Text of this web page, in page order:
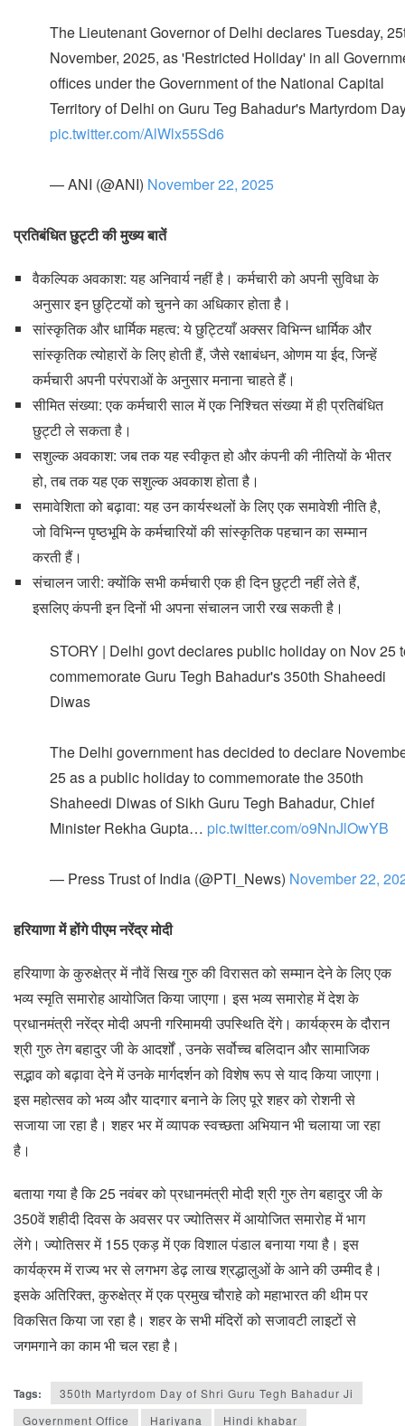
The Lieutenant Governor of Delhi declares Tuesday,
November, 2025, as 'Restricted Holiday' in all
offices under the Government of the National Capital
Territory of Delhi on Guru Teg Bahadur's Martyrdom
pic.twitter.com/AlWlx55Sd6
— ANI (@ANI) November 22, 2025
प्रतिबंधित छुट्टी की मुख्य बातें
वैकल्पिक अवकाश: यह अनिवार्य नहीं है। कर्मचारी को अपनी सुविधा के
अनुसार इन छुट्टियों को चुनने का अधिकार होता है।
सांस्कृतिक और धार्मिक महत्व: ये छुट्टियाँ अक्सर विभिन्न धार्मिक और
सांस्कृतिक त्योहारों के लिए होती हैं, जैसे रक्षाबंधन, ओणम या ईद, जिन्हें
कर्मचारी अपनी परंपराओं के अनुसार मनाना चाहते हैं।
सीमित संख्या: एक कर्मचारी साल में एक निश्चित संख्या में ही प्रतिबंधित
छुट्टी ले सकता है।
सशुल्क अवकाश: जब तक यह स्वीकृत हो और कंपनी की नीतियों के भीतर
हो, तब तक यह एक सशुल्क अवकाश होता है।
समावेशिता को बढ़ावा: यह उन कार्यस्थलों के लिए एक समावेशी नीति है,
जो विभिन्न पृष्ठभूमि के कर्मचारियों की सांस्कृतिक पहचान का सम्मान
करती हैं।
संचालन जारी: क्योंकि सभी कर्मचारी एक ही दिन छुट्टी नहीं लेते हैं,
इसलिए कंपनी इन दिनों भी अपना संचालन जारी रख सकती है।
STORY | Delhi govt declares public holiday on Nov 25
commemorate Guru Tegh Bahadur's 350th Shaheedi
Diwas
The Delhi government has decided to declare
25 as a public holiday to commemorate the 350th
Shaheedi Diwas of Sikh Guru Tegh Bahadur, Chief
Minister Rekha Gupta… pic.twitter.com/o9NnJlOwYB
— Press Trust of India (@PTI_News) November 22,
हरियाणा में होंगे पीएम नरेंद्र मोदी
हरियाणा के कुरुक्षेत्र में नौवें सिख गुरु की विरासत को सम्मान देने के लिए एक
भव्य स्मृति समारोह आयोजित किया जाएगा। इस भव्य समारोह में देश के
प्रधानमंत्री नरेंद्र मोदी अपनी गरिमामयी उपस्थिति देंगे। कार्यक्रम के दौरान
श्री गुरु तेग बहादुर जी के आदर्शों , उनके सर्वोच्च बलिदान और सामाजिक
सद्भाव को बढ़ावा देने में उनके मार्गदर्शन को विशेष रूप से याद किया जाएगा।
इस महोत्सव को भव्य और यादगार बनाने के लिए पूरे शहर को रोशनी से
सजाया जा रहा है। शहर भर में व्यापक स्वच्छता अभियान भी चलाया जा रहा
है।
बताया गया है कि 25 नवंबर को प्रधानमंत्री मोदी श्री गुरु तेग बहादुर जी के
350वें शहीदी दिवस के अवसर पर ज्योतिसर में आयोजित समारोह में भाग
लेंगे। ज्योतिसर में 155 एकड़ में एक विशाल पंडाल बनाया गया है। इस
कार्यक्रम में राज्य भर से लगभग डेढ़ लाख श्रद्धालुओं के आने की उम्मीद है।
इसके अतिरिक्त, कुरुक्षेत्र में एक प्रमुख चौराहे को महाभारत की थीम पर
विकसित किया जा रहा है। शहर के सभी मंदिरों को सजावटी लाइटों से
जगमगाने का काम भी चल रहा है।
Tags:
350th Martyrdom Day of Shri Guru Tegh Bahadur Ji
Government Office
Hariyana Hindi khabar